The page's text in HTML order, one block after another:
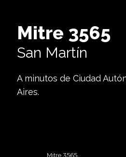
Mitre 3565
San Martín
A minutos de Ciudad
Aires.
Mitre3565,